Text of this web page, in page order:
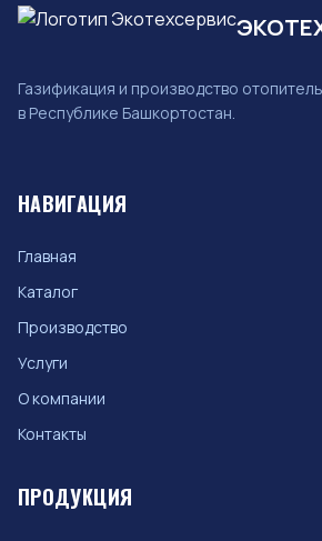
Газификация и производство
в Республике Башкортостан.
НАВИГАЦИЯ
Главная
Каталог
Производство
Услуги
О компании
Контакты
ПРОДУКЦИЯ